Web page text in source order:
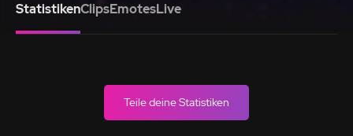
StatistikenClipsEmotesLive
Teile deine Statistiken